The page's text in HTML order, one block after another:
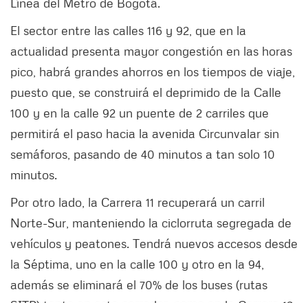
El sector entre las calles 116 y 92, que en la
actualidad presenta mayor congestión en las horas
pico, habrá grandes ahorros en los tiempos de viaje,
puesto que, se construirá el deprimido de la Calle
100 y en la calle 92 un puente de 2 carriles que
permitirá el paso hacia la avenida Circunvalar sin
semáforos, pasando de 40 minutos a tan solo 10
minutos.
Por otro lado, la Carrera 11 recuperará un carril
Norte-Sur, manteniendo la ciclorruta segregada de
vehículos y peatones. Tendrá nuevos accesos desde
la Séptima, uno en la calle 100 y otro en la 94,
además se eliminará el 70% de los buses (rutas